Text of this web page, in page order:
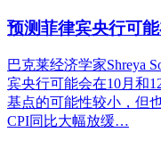
预测菲律宾央行可
巴克莱经济学家Shreya
宾央行可能会在10月和
基点的可能性较小，但
CPI同比大幅放缓…